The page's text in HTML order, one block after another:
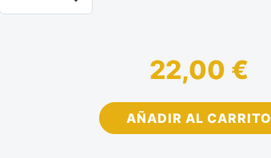
22,00 €
AÑADIR AL CARRITO